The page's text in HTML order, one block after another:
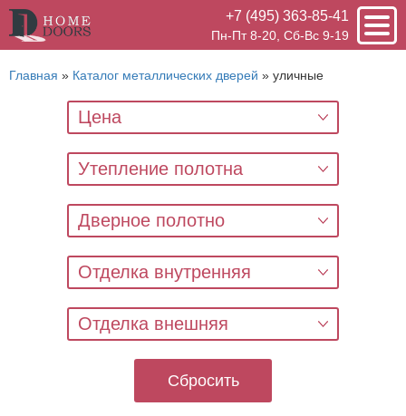
+7 (495) 363-85-41
Пн-Пт 8-20, Сб-Вс 9-19
Главная » Каталог металлических дверей » уличные
Цена
Утепление полотна
Дверное полотно
Отделка внутренняя
Отделка внешняя
Сбросить